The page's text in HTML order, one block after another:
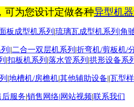
可为您设计定做各种异型机
板成型机系列 |琉璃瓦成型机系列 |角
||二合一双层机系列 |折弯机/剪板机/
|扣板机系列 |落水管系列 |拱形设备系
|地槽机/房檐机|其他辅助设备||瓦型
后服务|销售网络|网站视频|联系我们